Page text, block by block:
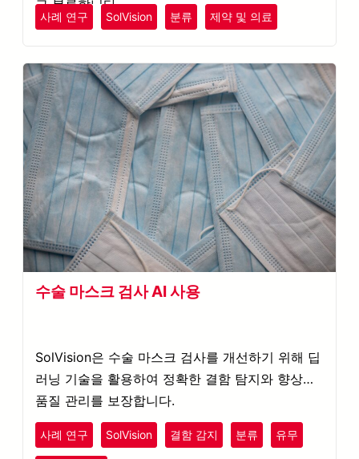
고 분류합니다.
사례 연구 SolVision 분류 제약 및 의료
수술 마스크 검사 AI 사용
SolVision은 수술 마스크 검사를 개선하기 위해 딥
러닝 기술을 활용하여 정확한 결함 탐지와 향상된
품질 관리를 보장합니다.
사례 연구 SolVision 결함 감지 분류 유무